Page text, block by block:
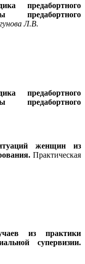
предабортного
Л.В.
предабортного
женщин из
Практическая
из практики
супервизии.